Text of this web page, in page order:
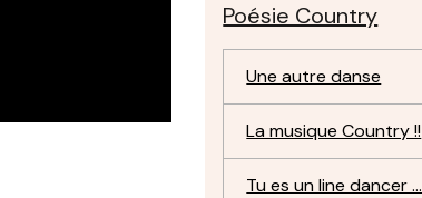
Poésie Country
Une autre danse
La musique Country !!
Tu es un line dancer ...